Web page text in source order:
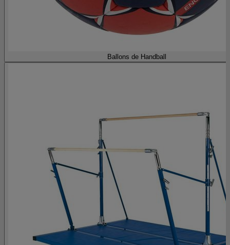
Ballons de Handball